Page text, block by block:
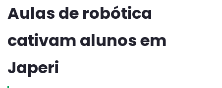
Aulas de robótica
cativam alunos em
Japeri